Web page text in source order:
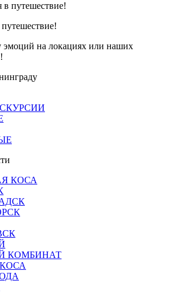
на локациях или наших
КОСА
КОМБИНАТ